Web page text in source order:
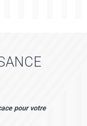
pour votre